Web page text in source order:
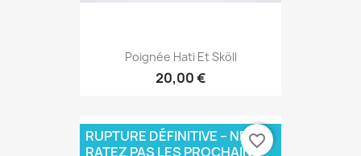
Poignée Hati Et Sköll
20,00 €
RUPTURE DÉFINITIVE – NE
RATEZ PAS LES PROCHAINS
favorite_border